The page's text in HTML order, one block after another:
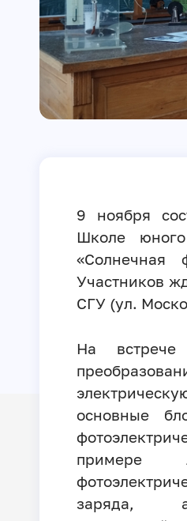
9 ноября
Школе
«Солнечная
Участников
СГУ (ул.
На
основные
примере
заряда,